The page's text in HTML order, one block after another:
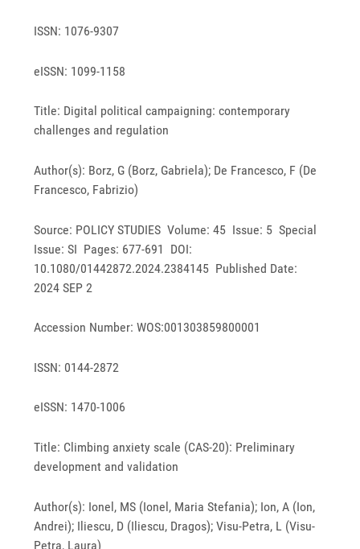
ISSN: 1076-9307
eISSN: 1099-1158
Title: Digital political campaigning: contemporary
challenges and regulation
Author(s): Borz, G (Borz, Gabriela); De Francesco, F (De
Francesco, Fabrizio)
Source: POLICY STUDIES Volume: 45 Issue: 5 Special
Issue: SI Pages: 677-691 DOI:
10.1080/01442872.2024.2384145 Published Date:
2024 SEP 2
Accession Number: WOS:001303859800001
ISSN: 0144-2872
eISSN: 1470-1006
Title: Climbing anxiety scale (CAS-20): Preliminary
development and validation
Author(s): Ionel, MS (Ionel, Maria Stefania); Ion, A (Ion,
Andrei); Iliescu, D (Iliescu, Dragos); Visu-Petra, L (Visu-
Petra, Laura)